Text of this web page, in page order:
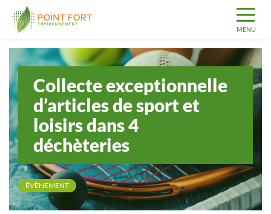
Collecte exceptionnelle
d’articles de sport et
loisirs dans 4
déchèteries
ÉVÈNEMENT